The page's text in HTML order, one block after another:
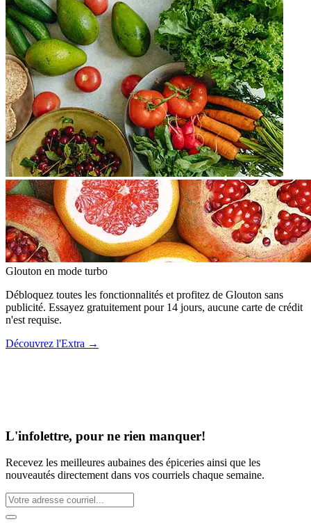
Glouton en mode turbo
Débloquez toutes les fonctionnalités et profitez de Glouton sans
publicité. Essayez gratuitement pour 14 jours, aucune carte de crédit
n'est requise.
Découvrez l'Extra →
L'infolettre, pour ne rien manquer!
Recevez les meilleures aubaines des épiceries ainsi que les
nouveautés directement dans vos courriels chaque semaine.